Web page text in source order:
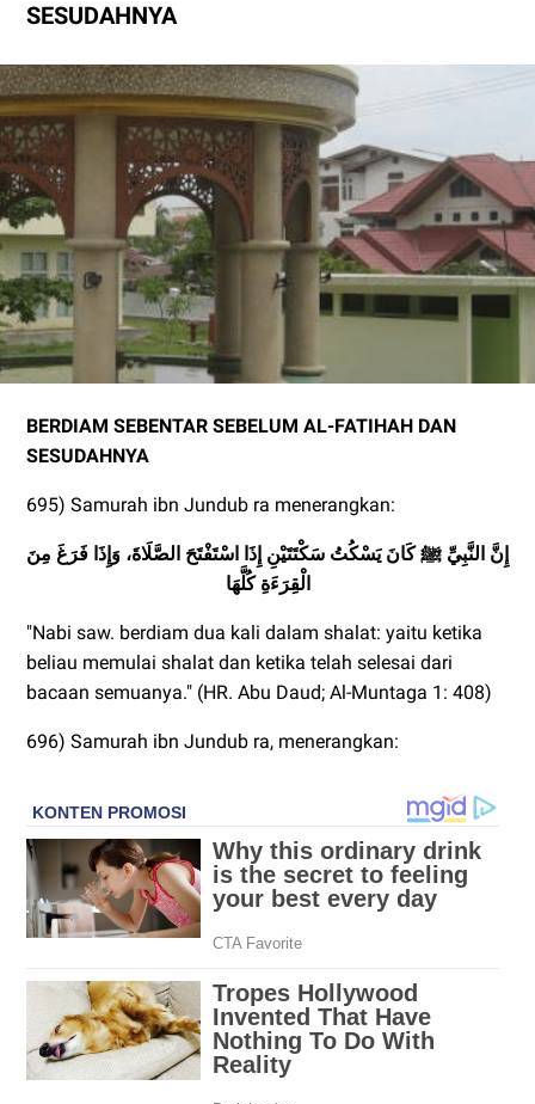
SESUDAHNYA
BERDIAM SEBENTAR SEBELUM AL-FATIHAH DAN
SESUDAHNYA
695) Samurah ibn Jundub ra menerangkan:
إِنَّ النَّبِيِّ ﷺ كَانَ يَسْكُتُ سَكْتَتَيْنِ إِذَا اسْتَفْتَحَ الصَّلَاةَ، وَإِذَا فَرَغَ مِنَ
الْقِرَءَةِ كُلَّهَا
"Nabi saw. berdiam dua kali dalam shalat: yaitu ketika
beliau memulai shalat dan ketika telah selesai dari
bacaan semuanya." (HR. Abu Daud; Al-Muntaga 1: 408)
696) Samurah ibn Jundub ra, menerangkan: